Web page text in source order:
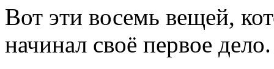
Вот эти восемь вещей,
начинал своё первое дело.